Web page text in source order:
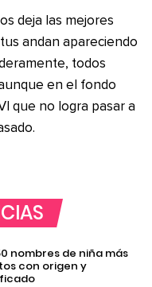
deja las mejores
andan apareciendo
todos
en el fondo
que no logra pasar a
nombres de niña más
con origen y